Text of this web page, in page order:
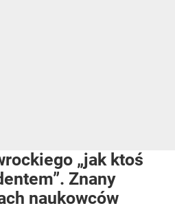
„jak ktoś
Znany
naukowców